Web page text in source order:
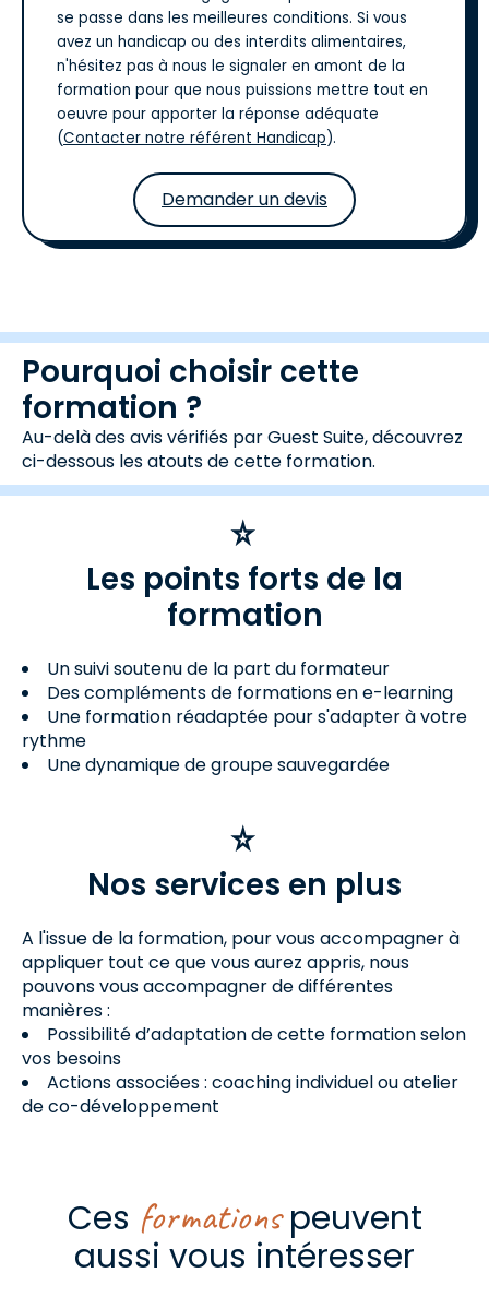
se passe dans les meilleures conditions. Si vous
avez un handicap ou des interdits alimentaires,
n'hésitez pas à nous le signaler en amont de la
formation pour que nous puissions mettre tout en
oeuvre pour apporter la réponse adéquate
(Contacter notre référent Handicap).
Demander un devis
Pourquoi choisir cette
formation ?
Au-delà des avis vérifiés par Guest Suite, découvrez
ci-dessous les atouts de cette formation.
Les points forts de la
formation
Un suivi soutenu de la part du formateur
Des compléments de formations en e-learning
Une formation réadaptée pour s'adapter à votre
rythme
Une dynamique de groupe sauvegardée
Nos services en plus
A l'issue de la formation, pour vous accompagner à
appliquer tout ce que vous aurez appris, nous
pouvons vous accompagner de différentes
manières :
Possibilité d’adaptation de cette formation selon
vos besoins
Actions associées : coaching individuel ou atelier
de co-développement
Ces formationspeuvent
aussi vous intéresser